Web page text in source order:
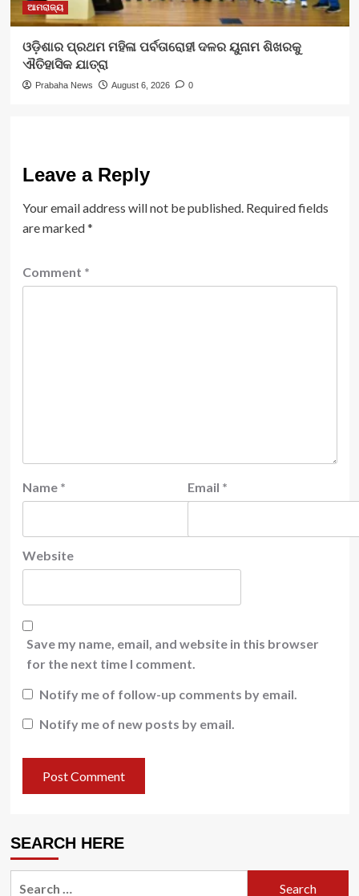
ଆମରାଜ୍ୟ
ଓଡ଼ିଶାର ପ୍ରଥମ ମହିଳା ପର୍ବତାରୋହୀ ଦଳର ୟୁନାମ ଶିଖରକୁ
ଐତିହାସିକ ଯାତ୍ରା
Prabaha News August 6, 2026 0
Leave a Reply
Your email address will not be published. Required fields
are marked*
Comment *
Name * Email *
Website
Save my name, email, and website in this browser
for the next time I comment.
Notify me of follow-up comments by email.
Notify me of new posts by email.
SEARCH HERE